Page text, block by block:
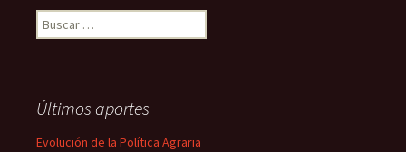
Buscar:
Últimos aportes
Evolución de la Política Agraria